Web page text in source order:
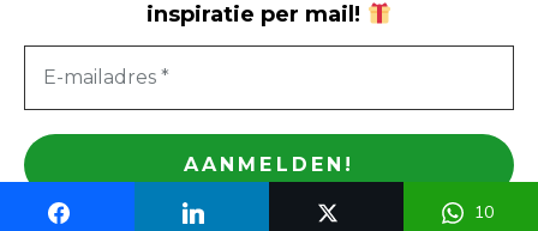
inspiratie per mail!
Foodhunting Italia - De Italië blog met de lekkerste Italiaanse
recepten
Foodhunting Italia © Copyright 2015-2023. All rights reserved.
Vegetarische Italiaanse recepten
Italiaanse recepten
10